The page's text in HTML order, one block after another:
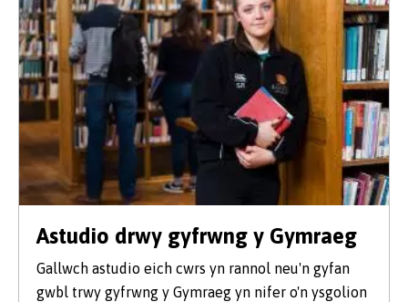
Astudio drwy gyfrwng y Gymraeg
Gallwch astudio eich cwrs yn rannol neu'n gyfan
gwbl trwy gyfrwng y Gymraeg yn nifer o'n ysgolion